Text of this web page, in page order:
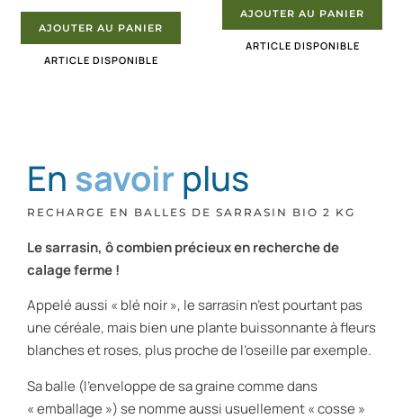
AJOUTER AU PANIER
ARTICLE DISPONIBLE
AJOUTER AU PANIER
ARTICLE DISPONIBLE
En savoirplus
RECHARGE EN BALLES DE SARRASIN BIO 2 KG
Le sarrasin, ô combien précieux en recherche de
calage ferme !
Appelé aussi « blé noir », le sarrasin n’est pourtant pas
une céréale, mais bien une plante buissonnante à fleurs
blanches et roses, plus proche de l’oseille par exemple.
Sa balle (l’enveloppe de sa graine comme dans
« emballage ») se nomme aussi usuellement « cosse »